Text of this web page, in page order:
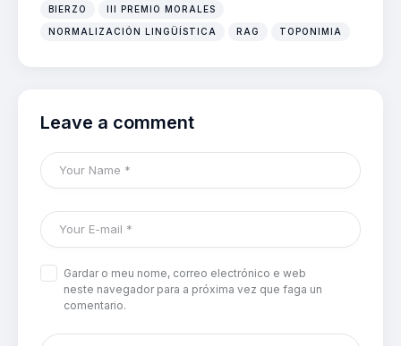
BIERZO III PREMIO MORALES
NORMALIZACIÓN LINGÜÍSTICA RAG TOPONIMIA
Leave a comment
Gardar o meu nome, correo electrónico e web
neste navegador para a próxima vez que faga un
comentario.